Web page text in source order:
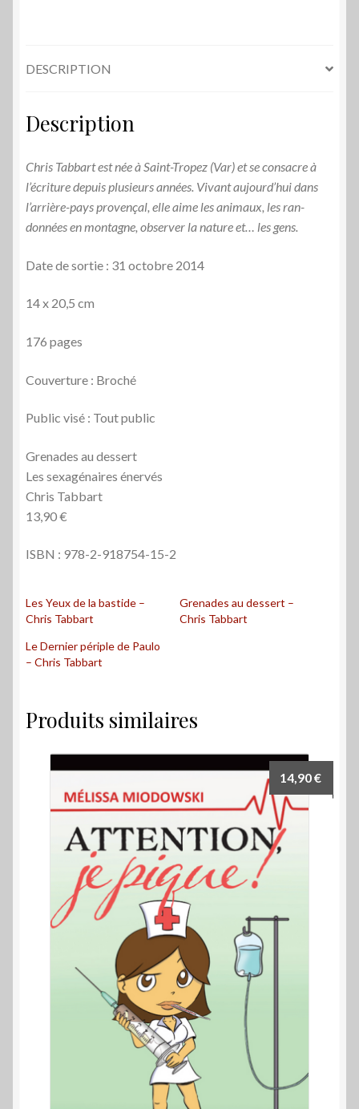
Tabbart
DESCRIPTION
Description
Chris Tabbart est née à Saint-Tropez (Var) et se consacre à
l’écriture depuis plusieurs an­nées. Vivant aujourd’hui dans
l’arrière-pays provençal, elle aime les animaux, les ran­
données en montagne, ob­ser­ver la nature et… les gens.
Date de sortie : 31 octobre 2014
14 x 20,5 cm
176 pages
Couverture : Broché
Public visé : Tout public
Grenades au dessert
Les sexagénaires énervés
Chris Tabbart
13,90 €
ISBN : 978-2-918754-15-2
Les Yeux de la bastide –
Chris Tabbart
Grenades au dessert –
Chris Tabbart
Le Dernier périple de Paulo
– Chris Tabbart
Produits similaires
14,90€